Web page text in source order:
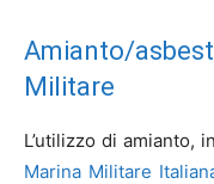
Amianto/
Militare
L’utilizzo di amianto,
Marina Militare